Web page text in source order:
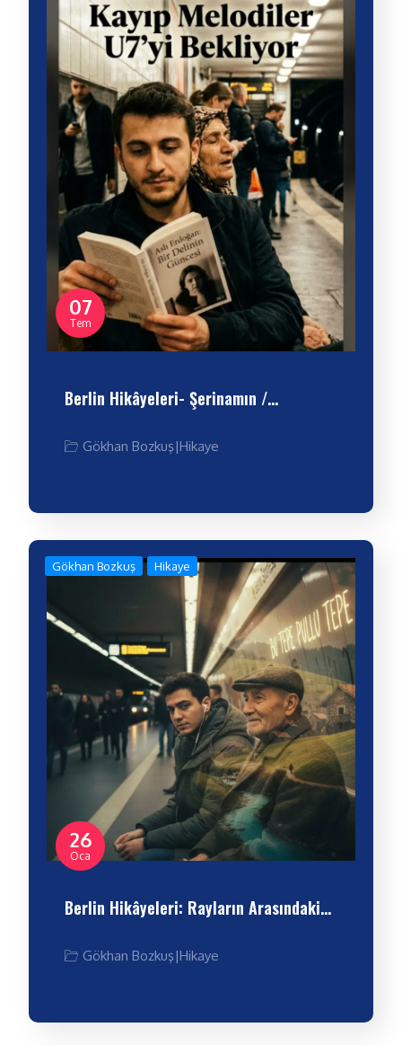
07
Tem
Berlin Hikâyeleri- Şerinamın /…
Gökhan Bozkuş|Hikaye
26
Oca
Gökhan Bozkuş Hikaye
Berlin Hikâyeleri: Rayların Arasındaki…
Gökhan Bozkuş|Hikaye